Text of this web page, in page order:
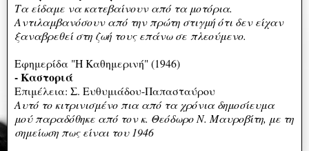
Τα είδαμε να κατεβαίνουν από τα μοτόρια.
Αντιλαμβανόσουν από την πρώτη στιγμή ότι δεν είχαν
ξαναβρεθεί στη ζωή τους επάνω σε πλεούμενο.
Εφημερίδα "Η Καθημερινή" (1946)
- Καστοριά
Επιμέλεια: Σ. Ευθυμιάδου-Παπασταύρου
Αυτό το κιτρινισμένο πια από τα χρόνια δημοσίευμα
μού παραδόθηκε από τον κ. Θεόδωρο Ν. Μαυροβίτη, με τη
σημείωση πως είναι του 1946